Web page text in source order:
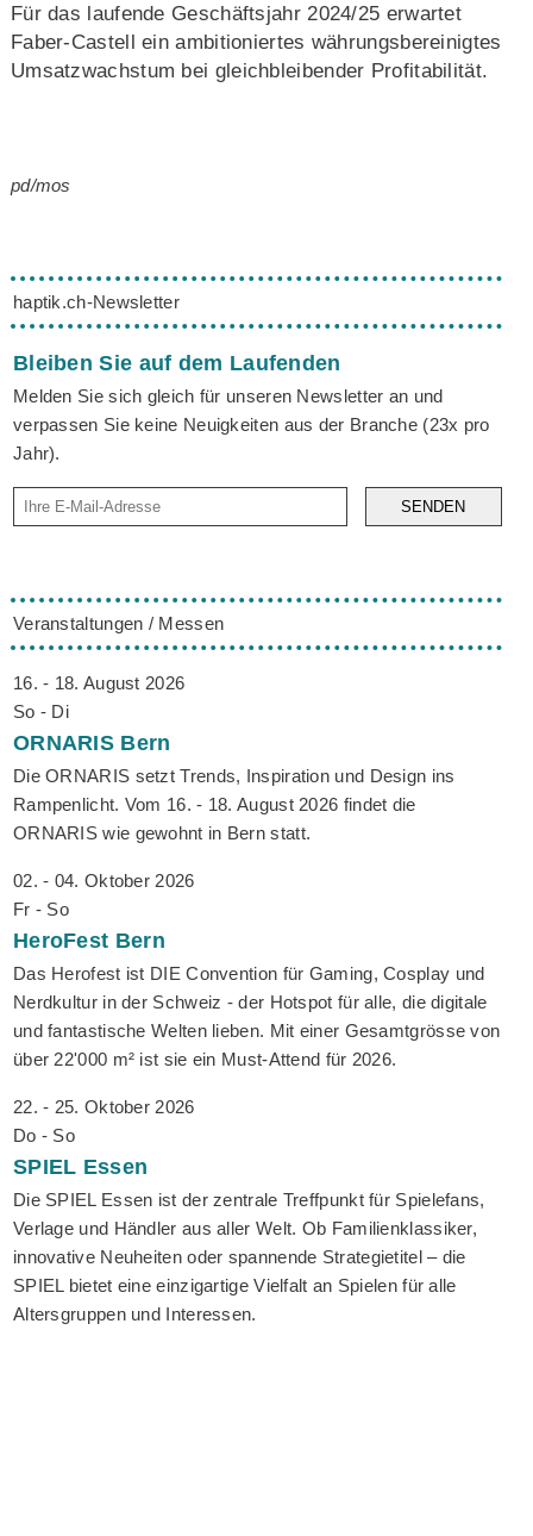
Für das laufende Geschäftsjahr 2024/25 erwartet
Faber-Castell ein ambitioniertes währungsbereinigtes
Umsatzwachstum bei gleichbleibender Profitabilität.
pd/mos
haptik.ch-Newsletter
Bleiben Sie auf dem Laufenden
Melden Sie sich gleich für unseren Newsletter an und
verpassen Sie keine Neuigkeiten aus der Branche (23x pro
Jahr).
SENDEN
Veranstaltungen / Messen
16. - 18. August 2026
So - Di
ORNARIS Bern
Die ORNARIS setzt Trends, Inspiration und Design ins
Rampenlicht. Vom 16. - 18. August 2026 findet die
ORNARIS wie gewohnt in Bern statt.
02. - 04. Oktober 2026
Fr - So
HeroFest Bern
Das Herofest ist DIE Convention für Gaming, Cosplay und
Nerdkultur in der Schweiz - der Hotspot für alle, die digitale
und fantastische Welten lieben. Mit einer Gesamtgrösse von
über 22'000 m² ist sie ein Must-Attend für 2026.
22. - 25. Oktober 2026
Do - So
SPIEL Essen
Die SPIEL Essen ist der zentrale Treffpunkt für Spielefans,
Verlage und Händler aus aller Welt. Ob Familienklassiker,
innovative Neuheiten oder spannende Strategietitel – die
SPIEL bietet eine einzigartige Vielfalt an Spielen für alle
Altersgruppen und Interessen.